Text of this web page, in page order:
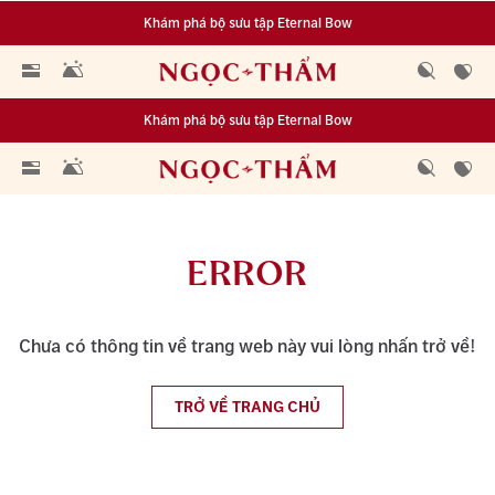
Khám phá bộ sưu tập Eternal Bow
Đa dạng lựa chọn tích luỹ từ 0.1 chỉ vàng 999.9
Khám phá bộ sưu tập Eternal Bow
Đa dạng lựa chọn tích luỹ từ 0.1 chỉ vàng 999.9
ERROR
Chưa có thông tin về trang web này vui lòng nhấn trở về!
TRỞ VỀ TRANG CHỦ